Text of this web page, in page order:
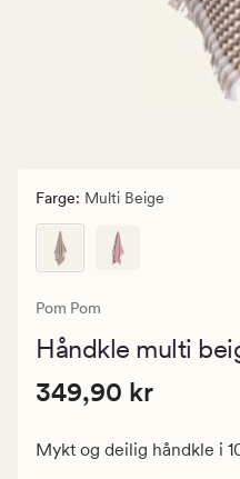
Farge: Multi Beige
Pom Pom
Håndkle multi
Pris
349,90
Vanlig
Pris 349,90 kr
349,90 kr
Mykt og deilig håndkle i